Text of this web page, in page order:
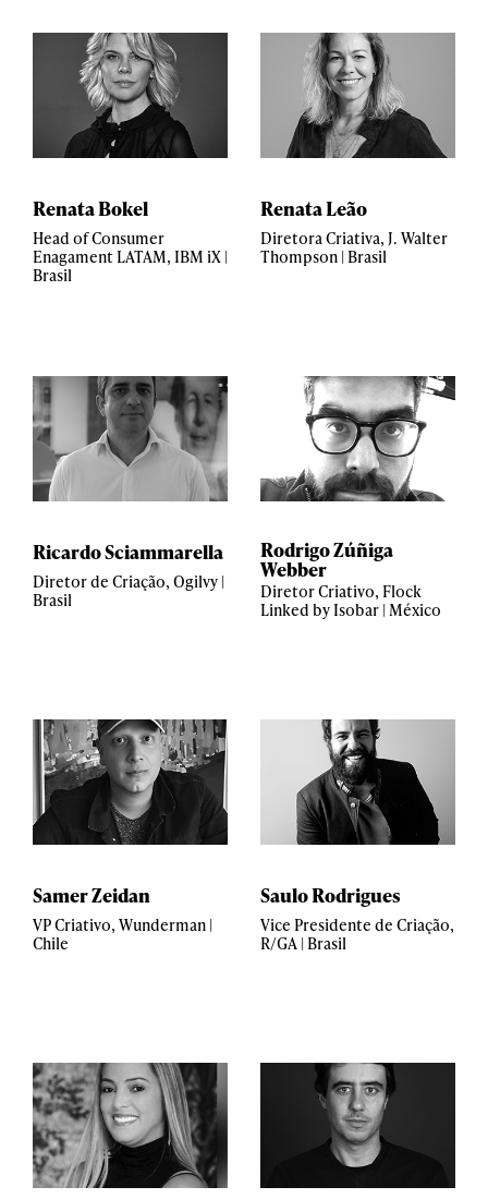
Renata Bokel
Head of Consumer
Enagament LATAM, IBM iX |
Brasil
Renata Leão
Diretora Criativa, J. Walter
Thompson | Brasil
Ricardo Sciammarella
Diretor de Criação, Ogilvy |
Brasil
Rodrigo Zúñiga
Webber
Diretor Criativo, Flock
Linked by Isobar | México
Samer Zeidan
VP Criativo, Wunderman |
Chile
Saulo Rodrigues
Vice Presidente de Criação,
R/GA | Brasil